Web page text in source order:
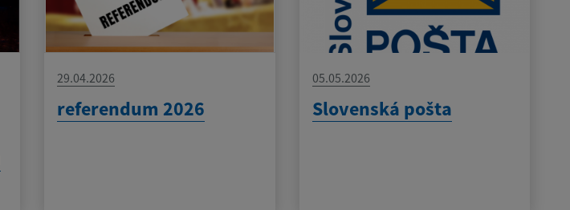
29.04.2026
referendum 2026
05.05.2026
Slovenská pošta